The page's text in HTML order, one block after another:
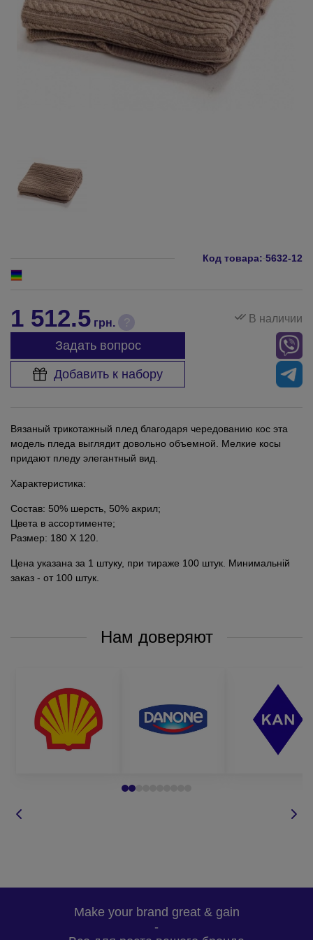
Код товара: 5632-12
1 512.5 грн. ? В наличии
Задать вопрос
Добавить к набору
Вязаный трикотажный плед благодаря чередованию кос эта
модель пледа выглядит довольно объемной. Мелкие косы
придают пледу элегантный вид.
Характеристика:
Состав: 50% шерсть, 50% акрил;
Цвета в ассортименте;
Размер: 180 Х 120.
Цена указана за 1 штуку, при тираже 100 штук. Минимальній
заказ - от 100 штук.
Нам доверяют
Make your brand great & gain
-